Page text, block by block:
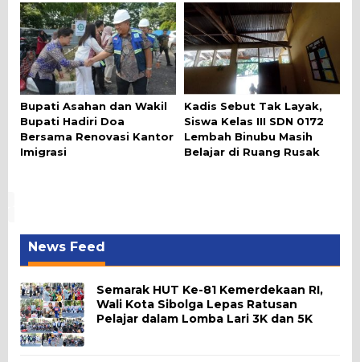
Bupati Asahan dan Wakil
Bupati Hadiri Doa
Bersama Renovasi Kantor
Imigrasi
Kadis Sebut Tak Layak,
Siswa Kelas III SDN 0172
Lembah Binubu Masih
Belajar di Ruang Rusak
News Feed
Semarak HUT Ke-81 Kemerdekaan RI,
Wali Kota Sibolga Lepas Ratusan
Pelajar dalam Lomba Lari 3K dan 5K